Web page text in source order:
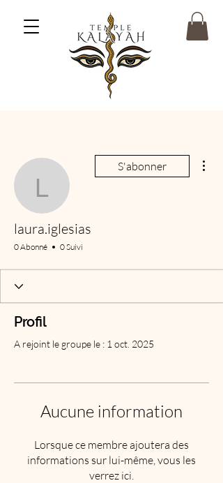
laura.iglesias
S'abonner
laura.iglesias
0 Abonné 0 Suivi
Profil
A rejoint le groupe le : 1 oct. 2025
Aucune information
Lorsque ce membre ajoutera des
informations sur lui-même, vous les
verrez ici.